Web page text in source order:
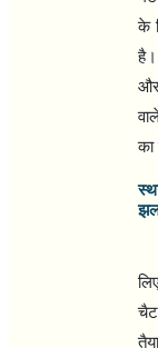
के
है।
का